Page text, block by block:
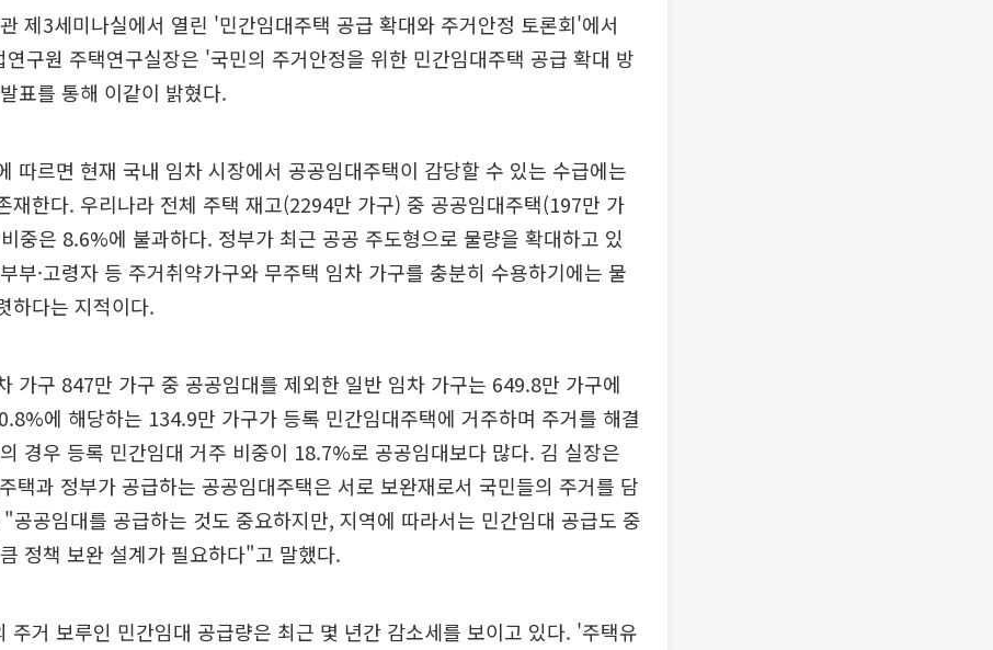
제3세미나실에서 열린 '민간임대주택 공급 확대와 주거안정 토론회'에서
연구원 주택연구실장은 '국민의 주거안정을 위한 민간임대주택 공급 확대 방
표를 통해 이같이 밝혔다.
따르면 현재 국내 임차 시장에서 공공임대주택이 감당할 수 있는 수급에는
재한다. 우리나라 전체 주택 재고(2294만 가구) 중 공공임대주택(197만 가
중은 8.6%에 불과하다. 정부가 최근 공공 주도형으로 물량을 확대하고 있
부·고령자 등 주거취약가구와 무주택 임차 가구를 충분히 수용하기에는 물
하다는 지적이다.
가구 847만 가구 중 공공임대를 제외한 일반 임차 가구는 649.8만 가구에
에 해당하는 134.9만 가구가 등록 민간임대주택에 거주하며 주거를 해결
경우 등록 민간임대 거주 비중이 18.7%로 공공임대보다 많다. 김 실장은
택과 정부가 공급하는 공공임대주택은 서로 보완재로서 국민들의 주거를 담
공공임대를 공급하는 것도 중요하지만, 지역에 따라서는 민간임대 공급도 중
정책 보완 설계가 필요하다"고 말했다.
주거 보루인 민간임대 공급량은 최근 몇 년간 감소세를 보이고 있다. '주택유